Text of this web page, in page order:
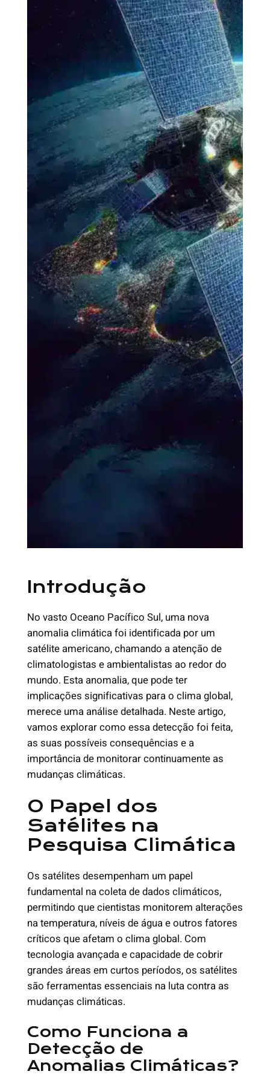
Introdução
No vasto Oceano Pacífico Sul, uma nova
anomalia climática foi identificada por um
satélite americano, chamando a atenção de
climatologistas e ambientalistas ao redor do
mundo. Esta anomalia, que pode ter
implicações significativas para o clima global,
merece uma análise detalhada. Neste artigo,
vamos explorar como essa detecção foi feita,
as suas possíveis consequências e a
importância de monitorar continuamente as
mudanças climáticas.
O Papel dos
Satélites na
Pesquisa Climática
Os satélites desempenham um papel
fundamental na coleta de dados climáticos,
permitindo que cientistas monitorem alterações
na temperatura, níveis de água e outros fatores
críticos que afetam o clima global. Com
tecnologia avançada e capacidade de cobrir
grandes áreas em curtos períodos, os satélites
são ferramentas essenciais na luta contra as
mudanças climáticas.
Como Funciona a
Detecção de
Anomalias Climáticas?